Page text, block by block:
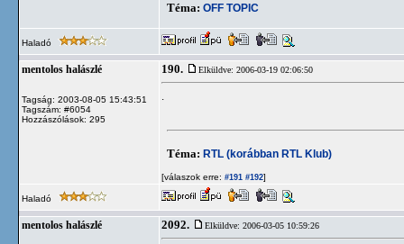
Téma: OFF TOPIC
Haladó
mentolos halászlé
Tagság: 2003-08-05 15:43:51
Tagszám: #6054
Hozzászólások: 295
190. Elküldve: 2006-03-19 02:06:50
Téma: RTL (korábban RTL Klub)
[válaszok erre: #191 #192]
Haladó
mentolos halászlé 2092. Elküldve: 2006-03-05 10:59:26